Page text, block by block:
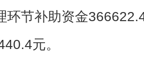
环节补助资金
元。